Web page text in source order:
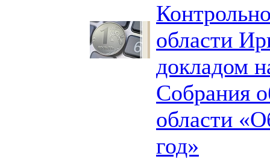
области
докладом
Собрания
области
год»